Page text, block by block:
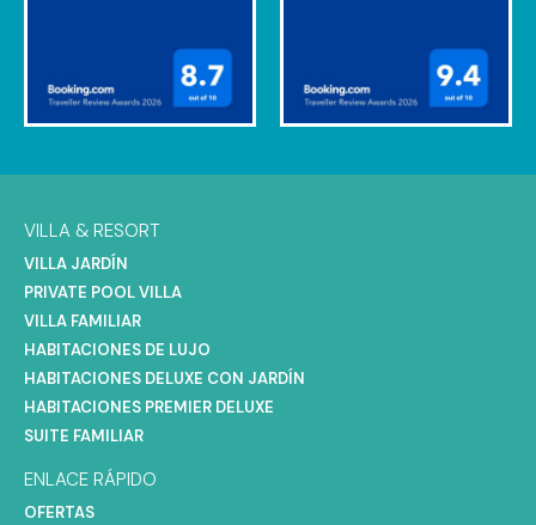
VILLA & RESORT
VILLA JARDÍN
PRIVATE POOL VILLA
VILLA FAMILIAR
HABITACIONES DE LUJO
HABITACIONES DELUXE CON JARDÍN
HABITACIONES PREMIER DELUXE
SUITE FAMILIAR
ENLACE RÁPIDO
OFERTAS